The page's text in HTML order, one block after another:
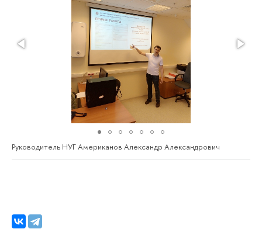
Руководитель НУГ Американов Александр Александрович